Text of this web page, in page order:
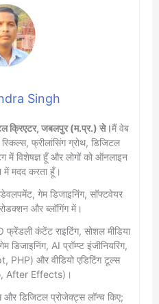
Singh
क्रिएटर, जबलपुर (म.प्र.) से।मैं वेब
फ्रीलांसिंग ग्रोथ, डिजिटल
में विशेषज्ञ हूँ और लोगों को ऑनलाइन
मदद करता हूँ।
गेम डिजाइनिंग, सॉफ्टवेयर
और ब्लॉगिंग में।
कंटेंट राइटिंग, सोशल मीडिया
डिजाइनिंग, AI प्रॉम्प्ट इंजीनियरिंग,
और वीडियो एडिटिंग टूल्स
After Effects)।
डिजिटल प्रोजेक्ट्स लॉन्च किए;